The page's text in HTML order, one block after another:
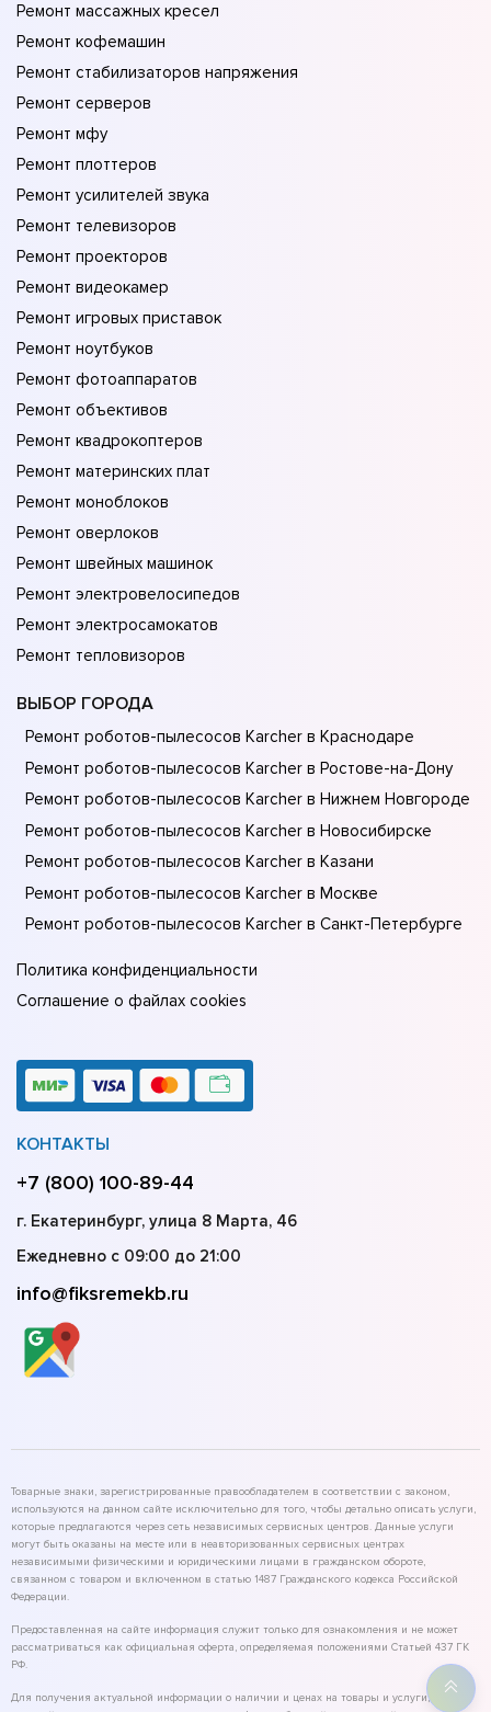
Ремонт массажных кресел
Ремонт кофемашин
Ремонт стабилизаторов напряжения
Ремонт серверов
Ремонт мфу
Ремонт плоттеров
Ремонт усилителей звука
Ремонт телевизоров
Ремонт проекторов
Ремонт видеокамер
Ремонт игровых приставок
Ремонт ноутбуков
Ремонт фотоаппаратов
Ремонт объективов
Ремонт квадрокоптеров
Ремонт материнских плат
Ремонт моноблоков
Ремонт оверлоков
Ремонт швейных машинок
Ремонт электровелосипедов
Ремонт электросамокатов
Ремонт тепловизоров
ВЫБОР ГОРОДА
Ремонт роботов-пылесосов Karcher в Краснодаре
Ремонт роботов-пылесосов Karcher в Ростове-на-Донy
Ремонт роботов-пылесосов Karcher в Нижнем Новгороде
Ремонт роботов-пылесосов Karcher в Новосибирске
Ремонт роботов-пылесосов Karcher в Казани
Ремонт роботов-пылесосов Karcher в Москве
Ремонт роботов-пылесосов Karcher в Санкт-Петербурге
Политика конфиденциальности
Соглашение о файлах cookies
КОНТАКТЫ
+7 (800) 100-89-44
г. Екатеринбург, улица 8 Марта, 46
Ежедневно с 09:00 до 21:00
info@fiksremekb.ru
Товарные знаки, зарегистрированные правообладателем в соответствии с законом,
используются на данном сайте исключительно для того, чтобы детально описать услуги,
которые предлагаются через сеть независимых сервисных центров. Данные услуги
могут быть оказаны на месте или в неавторизованных сервисных центрах
независимыми физическими и юридическими лицами в гражданском обороте,
связанном с товаром и включенном в статью 1487 Гражданского кодекса Российской
Федерации.
Предоставленная на сайте информация служит только для ознакомления и не может
рассматриваться как официальная оферта, определяемая положениями Статьей 437 ГК
РФ.
Для получения актуальной информации о наличии и ценах на товары и услуги,